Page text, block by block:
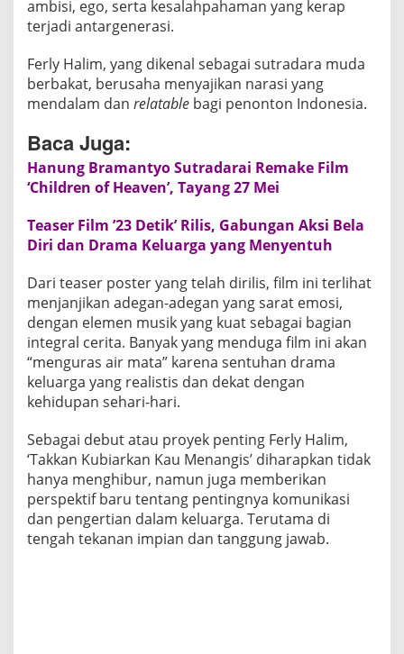
A
k
B
a
d
a
P
e
g
r
b
a
n
S
e
o
r
a
ambisi, ego, serta kesalahpahaman yang kerap
terjadi antargenerasi.
Ferly Halim, yang dikenal sebagai sutradara muda
berbakat, berusaha menyajikan narasi yang
mendalam dan relatable bagi penonton Indonesia.
Baca Juga:
Hanung Bramantyo Sutradarai Remake Film
‘Children of Heaven’, Tayang 27 Mei
Teaser Film ’23 Detik’ Rilis, Gabungan Aksi Bela
Diri dan Drama Keluarga yang Menyentuh
Dari teaser poster yang telah dirilis, film ini terlihat
menjanjikan adegan-adegan yang sarat emosi,
dengan elemen musik yang kuat sebagai bagian
integral cerita. Banyak yang menduga film ini akan
“menguras air mata” karena sentuhan drama
keluarga yang realistis dan dekat dengan
kehidupan sehari-hari.
Sebagai debut atau proyek penting Ferly Halim,
‘Takkan Kubiarkan Kau Menangis’ diharapkan tidak
hanya menghibur, namun juga memberikan
perspektif baru tentang pentingnya komunikasi
dan pengertian dalam keluarga. Terutama di
tengah tekanan impian dan tanggung jawab.